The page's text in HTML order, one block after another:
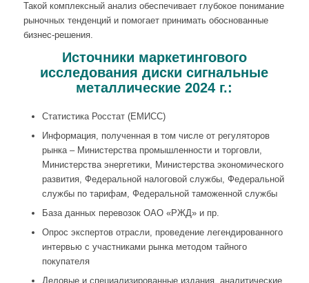
Такой комплексный анализ обеспечивает глубокое понимание
рыночных тенденций и помогает принимать обоснованные
бизнес-решения.
Источники маркетингового
исследования диски сигнальные
металлические 2024 г.:
Статистика Росстат (ЕМИСС)
Информация, полученная в том числе от регуляторов
рынка – Министерства промышленности и торговли,
Министерства энергетики, Министерства экономического
развития, Федеральной налоговой службы, Федеральной
службы по тарифам, Федеральной таможенной службы
База данных перевозок ОАО «РЖД» и пр.
Опрос экспертов отрасли, проведение легендированного
интервью с участниками рынка методом тайного
покупателя
Деловые и специализированные издания, аналитические